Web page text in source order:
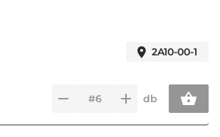
2A10-00-1
db